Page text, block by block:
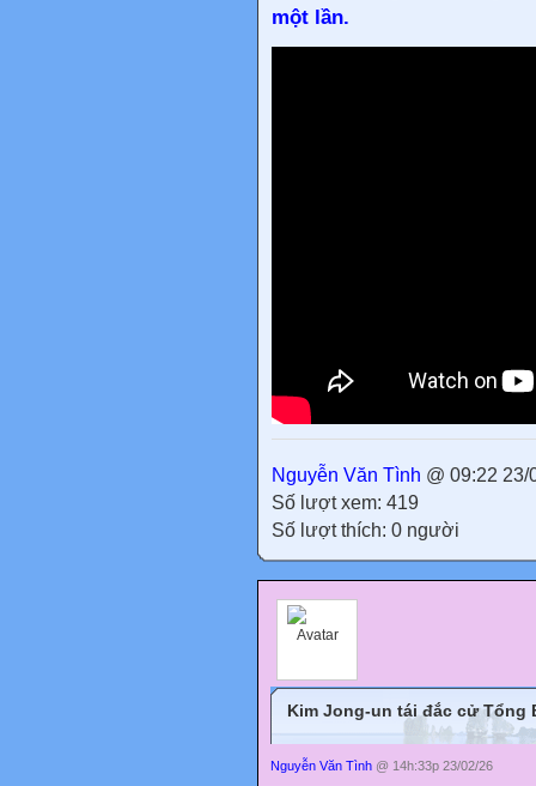
một lần.
Nguyễn Văn Tình @ 09:22 23/
Số lượt xem: 419
Số lượt thích: 0 người
Kim Jong-un tái đắc cử Tổng
Nguyễn Văn Tình @ 14h:33p 23/02/26